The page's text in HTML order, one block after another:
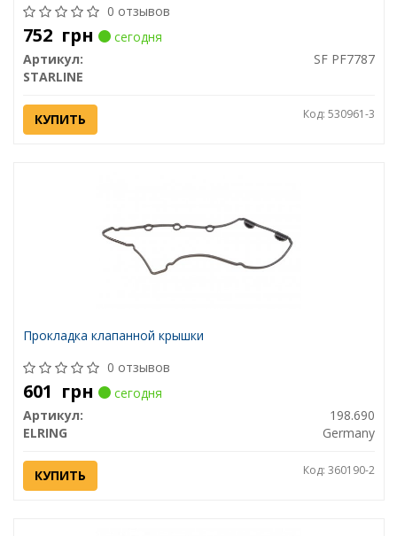
0 отзывов
752 грн
сегодня
Артикул:
SF PF7787
STARLINE
КУПИТЬ Код: 530961-3
Прокладка клапанной крышки
0 отзывов
601 грн
сегодня
Артикул:
198.690
ELRING
Germany
КУПИТЬ Код: 360190-2